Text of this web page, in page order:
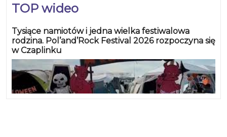
TOP wideo
Tysiące namiotów i jedna wielka festiwalowa
rodzina. Pol’and’Rock Festival 2026 rozpoczyna się
w Czaplinku